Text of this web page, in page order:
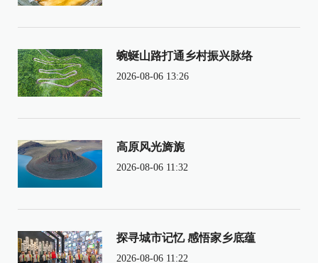
蜿蜒山路打通乡村振兴脉络
2026-08-06 13:26
高原风光旖旎
2026-08-06 11:32
探寻城市记忆 感悟家乡底蕴
2026-08-06 11:22